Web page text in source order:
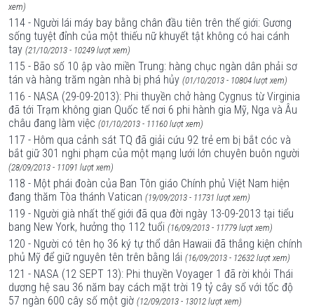
xem)
114 - Người lái máy bay bằng chân đầu tiên trên thế giới: Gương
sống tuyệt đỉnh của một thiếu nữ khuyết tật không có hai cánh
tay (21/10/2013 - 10249 lượt xem)
115 - Bão số 10 ập vào miền Trung: hàng chục ngàn dân phải sơ
tán và hàng trăm ngàn nhà bị phá hủy (01/10/2013 - 10804 lượt xem)
116 - NASA (29-09-2013): Phi thuyền chở hàng Cygnus từ Virginia
đã tới Trạm không gian Quốc tế nơi 6 phi hành gia Mỹ, Nga và Âu
châu đang làm việc (01/10/2013 - 11160 lượt xem)
117 - Hôm qua cảnh sát TQ đã giải cứu 92 trẻ em bị bắt cóc và
bắt giữ 301 nghi phạm của một mạng lưới lớn chuyên buôn người
(28/09/2013 - 11091 lượt xem)
118 - Một phái đoàn của Ban Tôn giáo Chính phủ Việt Nam hiện
đang thăm Tòa thánh Vatican (19/09/2013 - 11731 lượt xem)
119 - Người già nhất thế giới đã qua đời ngày 13-09-2013 tại tiểu
bang New York, hưởng thọ 112 tuổi (16/09/2013 - 11779 lượt xem)
120 - Người có tên họ 36 ký tự thổ dân Hawaii đã thắng kiện chính
phủ Mỹ để giữ nguyên tên trên bằng lái (16/09/2013 - 12632 lượt xem)
121 - NASA (12 SEPT 13): Phi thuyền Voyager 1 đã rời khỏi Thái
dương hệ sau 36 năm bay cách mặt trời 19 tỷ cây số với tốc độ
57 ngàn 600 cây số một giờ (12/09/2013 - 13012 lượt xem)